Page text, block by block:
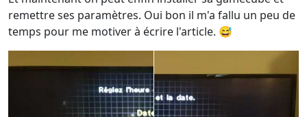
remettre ses paramètres. Oui bon il m'a fallu un peu de
temps pour me motiver à écrire l'article. 😅